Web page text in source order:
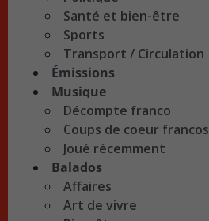
Santé et bien-être
Sports
Transport / Circulation
Émissions
Musique
Décompte franco
Coups de coeur francos
Joué récemment
Balados
Affaires
Art de vivre